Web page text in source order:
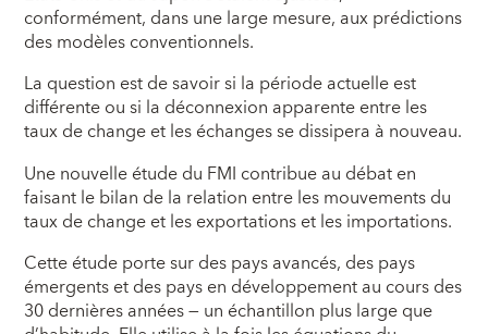
conformément, dans une large mesure, aux prédictions
des modèles conventionnels.
La question est de savoir si la période actuelle est
différente ou si la déconnexion apparente entre les
taux de change et les échanges se dissipera à nouveau.
Une nouvelle étude du FMI contribue au débat en
faisant le bilan de la relation entre les mouvements du
taux de change et les exportations et les importations.
Cette étude porte sur des pays avancés, des pays
émergents et des pays en développement au cours des
30 dernières années — un échantillon plus large que